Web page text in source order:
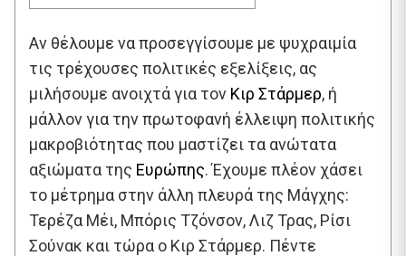
Αν θέλουμε να προσεγγίσουμε με ψυχραιμία
τις τρέχουσες πολιτικές εξελίξεις, ας
μιλήσουμε ανοιχτά για τον Κιρ Στάρμερ, ή
μάλλον για την πρωτοφανή έλλειψη πολιτικής
μακροβιότητας που μαστίζει τα ανώτατα
αξιώματα της Ευρώπης. Έχουμε πλέον χάσει
το μέτρημα στην άλλη πλευρά της Μάγχης:
Τερέζα Μέι, Μπόρις Τζόνσον, Λιζ Τρας, Ρίσι
Σούνακ και τώρα ο Κιρ Στάρμερ. Πέντε